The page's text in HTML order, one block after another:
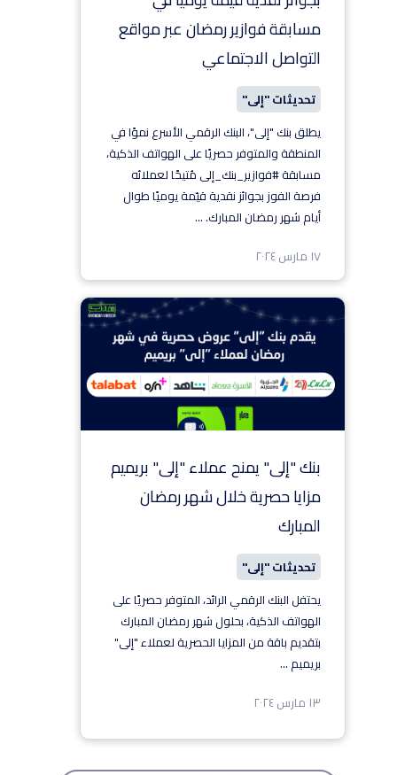
مسابقة فوازير رمضان عبر مواقع
التواصل الاجتماعي
تحديثات "إلى"
يطلق بنك "إلى"، البنك الرقمي الأسرع نموًا في
المنطقة والمتوفر حصريًا على الهواتف الذكية،
مسابقة #فوازير_بنك_إلى مُتيحًا لعملائه
فرصة الفوز بجوائز نقدية قيّمة يوميًا طوال
أيام شهر رمضان المبارك....
١٧ مارس ٢٠٢٤
بنك "إلى" يمنح عملاء "إلى" بريميم
مزايا حصرية خلال شهر رمضان
المبارك
تحديثات "إلى"
يحتفل البنك الرقمي الرائد، المتوفر حصريًا على
الهواتف الذكية، بحلول شهر رمضان المبارك
بتقديم باقة من المزايا الحصرية لعملاء "إلى"
بريميم ...
١٣ مارس ٢٠٢٤